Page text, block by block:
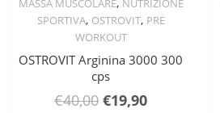
MASSA MUSCOLARE NUTRIZIONE
SPORTIVA, OSTROVIT, PRE
WORKOUT
OSTROVIT Arginina 3000 300
cps
€40,00 Il
€19,90Il